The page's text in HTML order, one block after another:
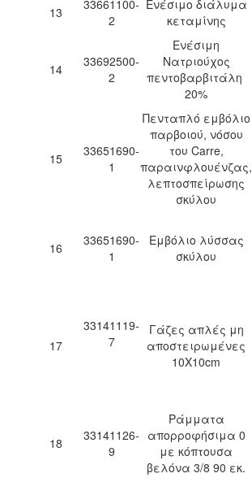
13
33661100-
2
Ενέσιμο διάλυμα
κεταμίνης
14
33692500-
2
Ενέσιμη
Νατριούχος
πεντοβαρβιτάλη
20%
15
33651690-
1
Πενταπλό εμβόλιο
παρβοιού, νόσου
του Carre,
παραινφλουένζας,
λεπτοσπείρωσης
σκύλου
16
33651690-
1
Εμβόλιο λύσσας
σκύλου
17
33141119-
7
Γάζες απλές μη
αποστειρωμένες
10Χ10cm
18
33141126-
9
Ράμματα
απορροφήσιμα 0
με κόπτουσα
βελόνα 3/8 90 εκ.